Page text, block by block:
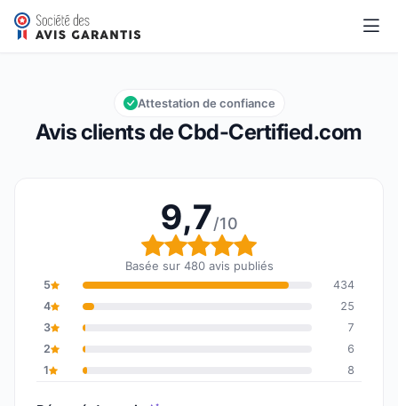
Cbd-Certified.com
Note globale : 9,7 sur 10
9,7/10
Avis clients de Cbd-Certified.com
Attestation de confiance
9,7/10
Note globale : 9,7 sur
Basée sur 480 avis publiés
5
434
4
25
3
7
2
6
1
8